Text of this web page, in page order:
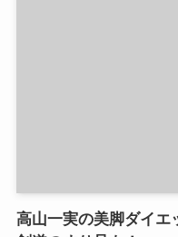
高山一実の美脚ダイエ